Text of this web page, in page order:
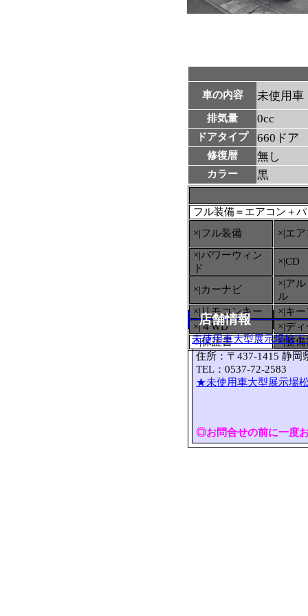
車の内容 未使用車
排気量 0cc
ドアタイプ 660ドア
修復暦 無し
カラー 黒
フル装備＝エアコン＋
×|フル装備
×|エ
×|パワーウィン
ド
×|CD
×|カーナビ
×|ア
ル
×|リモコンキー
×|キ
×|４WD
×|デ
○|保証書 ×|整
店舗情報
未使用車大型展示場松
住所：〒437-1415 静岡
TEL：0537-72-2583
★未使用車大型展示場
◎お問合せの前に一度